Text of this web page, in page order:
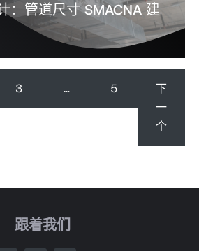
：管道尺寸 SMACNA 建
3 … 5
下
一
个
跟着我们